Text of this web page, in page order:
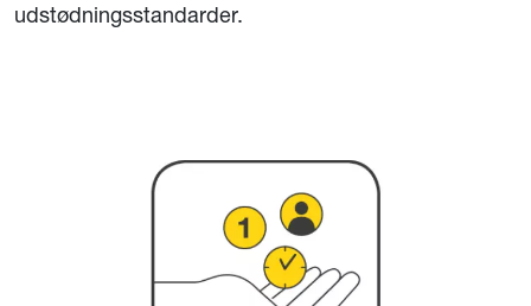
udstødningsstandarder.